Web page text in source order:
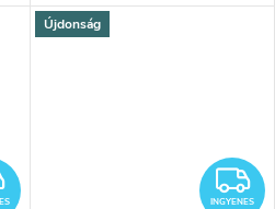
INGYENES
Újdonság
INGYENES